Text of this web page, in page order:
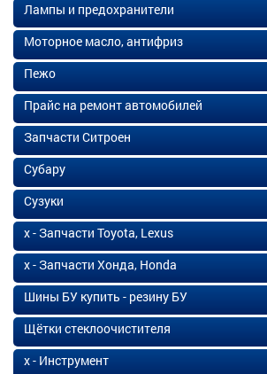
Лампы и предохранители
Моторное масло, антифриз
Пежо
Прайс на ремонт автомобилей
Запчасти Ситроен
Субару
Сузуки
х - Запчасти Toyota, Lexus
х - Запчасти Хонда, Honda
Шины БУ купить - резину БУ
Щётки стеклоочистителя
х - Инструмент